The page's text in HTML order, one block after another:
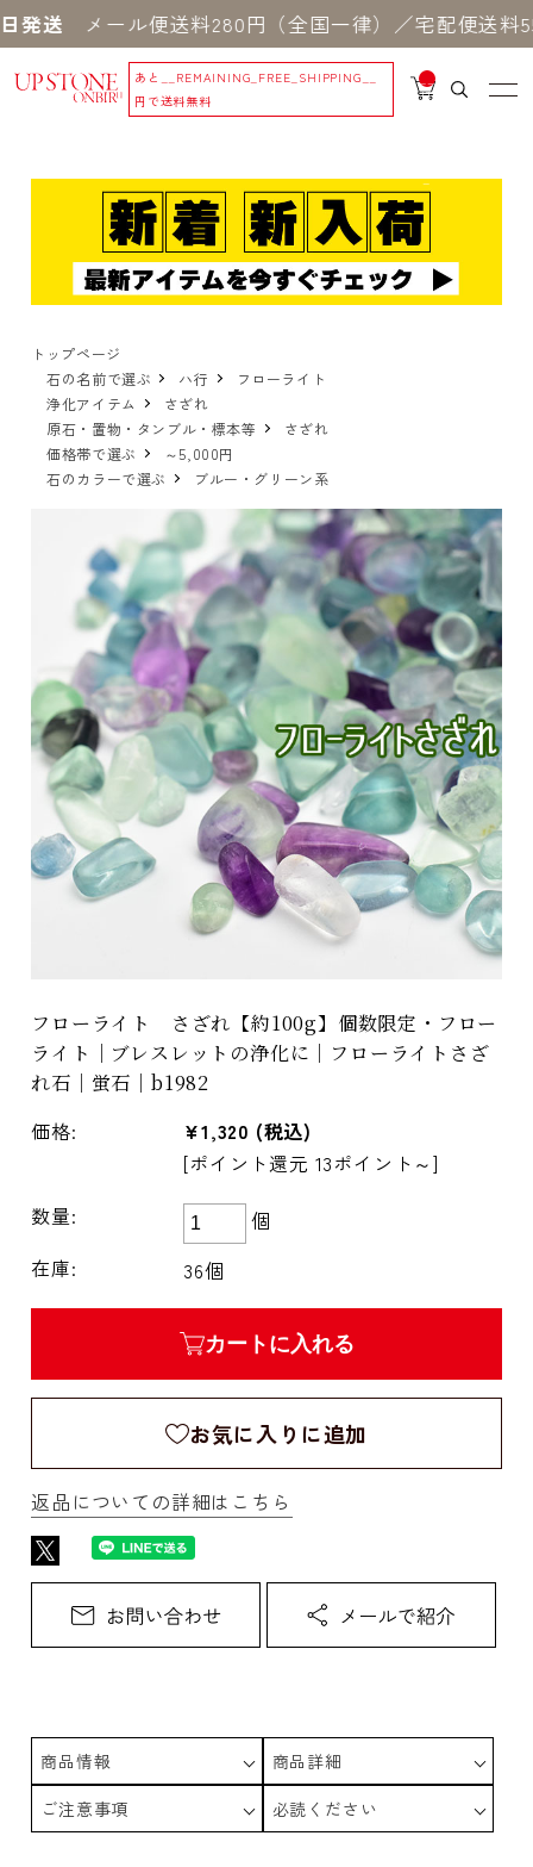
メール便送料280円（全国一律）／宅配便送料
あと
__REMAINING_FREE_SHIPPING__
円で送料無料
__
IT
_
トップページ
石の名前で選ぶ
ハ行
フローライト
浄化アイテム
さざれ
原石・置物・タンブル・標本等
さざれ
価格帯で選ぶ
～5,000円
石のカラーで選ぶ
ブルー・グリーン系
フローライト さざれ【約100g】個数限定・フロー
ライト｜ブレスレットの浄化に｜フローライトさざ
れ石｜蛍石｜b1982
価格: ¥1,320 (税込)
[ポイント還元 13ポイント～]
数量:
個
在庫:
36個
カートに入れる
お気に入りに追加
返品についての詳細はこちら
商品情報
商品詳細
ご注意事項
必読ください